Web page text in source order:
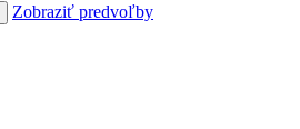
Zobraziť predvoľby